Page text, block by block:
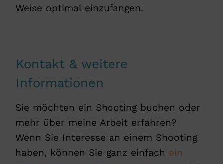
Weise optimal einzufangen.
Kontakt & weitere
Informationen
Sie möchten ein Shooting buchen oder
mehr über meine Arbeit erfahren?
Wenn Sie Interesse an einem Shooting
haben, können Sie ganz einfach ein